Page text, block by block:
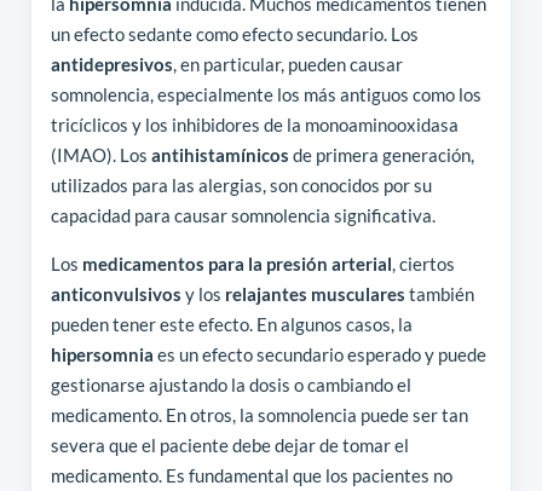
un efecto sedante como efecto secundario. Los
antidepresivos, en particular, pueden causar
somnolencia, especialmente los más antiguos como los
tricíclicos y los inhibidores de la monoaminooxidasa
(IMAO). Los antihistamínicos de primera generación,
utilizados para las alergias, son conocidos por su
capacidad para causar somnolencia significativa.
Los medicamentos para la presión arterial, ciertos
anticonvulsivos y los relajantes musculares también
pueden tener este efecto. En algunos casos, la
hipersomnia es un efecto secundario esperado y puede
gestionarse ajustando la dosis o cambiando el
medicamento. En otros, la somnolencia puede ser tan
severa que el paciente debe dejar de tomar el
medicamento. Es fundamental que los pacientes no